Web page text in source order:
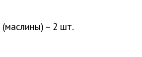
– 2 шт.